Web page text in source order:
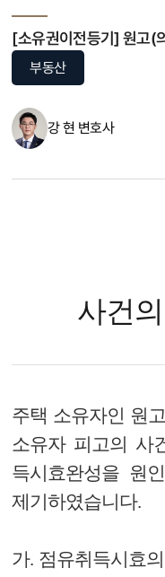
[소유권이전등기] 원고(
부동산
강 현 변호사
사건
주택 소유자인 원
소유자 피고의 사
득시효완성을 원
제기하였습니다.
가. 점유취득시효